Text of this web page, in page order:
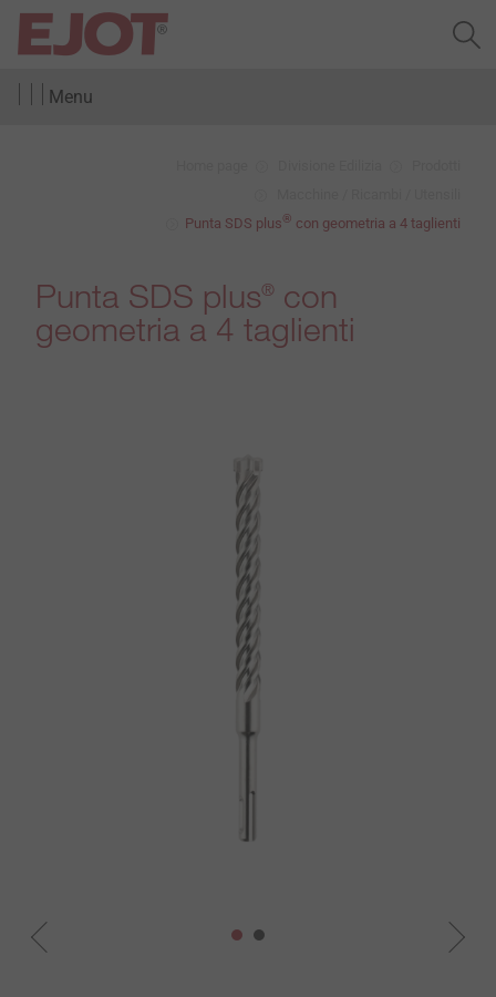
Menu
Punta SDS plus® con geometria a 4 taglienti
Punta SDS plus® con
geometria a 4 taglienti